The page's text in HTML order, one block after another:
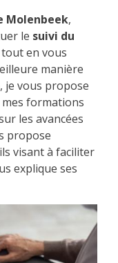
Molenbeek,
le suivi du
en vous
manière
je vous propose
formations
les avancées
propose
visant à faciliter
explique ses